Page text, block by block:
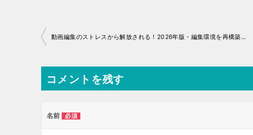
投
ナ
ビ
ー
動画編集のストレスから解放される！2026年版・編集環境を再構築するノートPC選び
コメントを残す
名前 必須